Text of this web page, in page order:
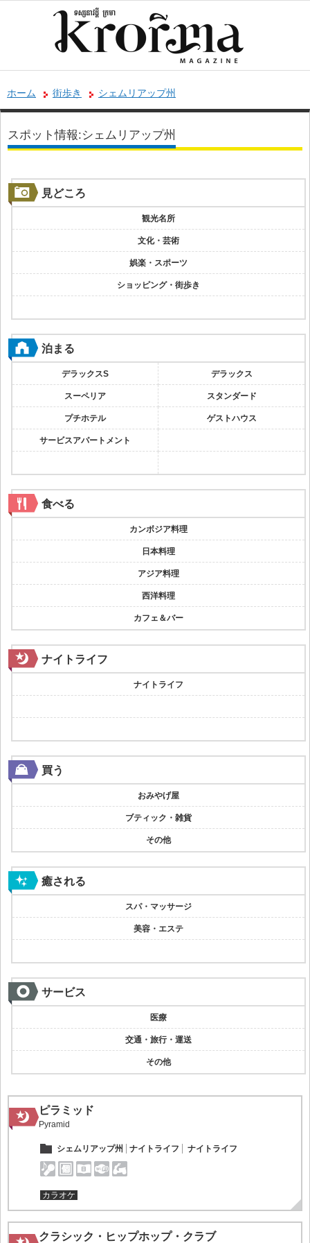
ホーム 街歩き シェムリアップ州
スポット情報:シェムリアップ州
見どころ
観光名所
文化・芸術
娯楽・スポーツ
ショッピング・街歩き
泊まる
デラックスS デラックス
スーペリア スタンダード
プチホテル ゲストハウス
サービスアパートメント
食べる
カンボジア料理
日本料理
アジア料理
西洋料理
カフェ＆バー
ナイトライフ
ナイトライフ
買う
おみやげ屋
ブティック・雑貨
その他
癒される
スパ・マッサージ
美容・エステ
サービス
医療
交通・旅行・運送
その他
ピラミッド
Pyramid
シェムリアップ州 ナイトライフ ナイトライフ
カラオケ
クラシック・ヒップホップ・クラブ